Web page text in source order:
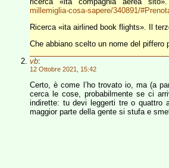
millemiglia-cosa-sapere/340891/
Ricerca «ita airlined book flights». Il
Che abbiano scelto un nome del
vb:
12 Ottobre 2021, 15:42
Certo, è come l’ho trovato io, ma (a
cerca le cose, probabilmente se ci
indirette: tu devi leggerti tre o quattro
maggior parte della gente si stufa e